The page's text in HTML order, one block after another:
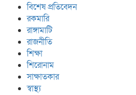
বিশেষ প্রতিবেদন
রকমারি
রাঙ্গামাটি
রাজনীতি
শিক্ষা
শিরোনাম
সাক্ষাতকার
স্বাস্থ্য